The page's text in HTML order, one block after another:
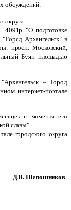
обсуждений.
округа
4091р "О подготовке
"Город Архангельск" в
просп. Московский,
Буян площадью
– Город
интернет-портале
с момента его
славы"
городского округа